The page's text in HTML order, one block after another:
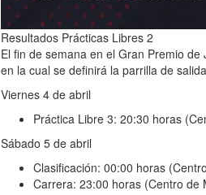
Resultados Prácticas Libres 2
El fin de semana en el Gran Premio
en la cual se definirá la parrilla de
Viernes 4 de abril
Práctica Libre 3: 20:30 horas
Sábado 5 de abril
Clasificación: 00:00 horas
Carrera: 23:00 horas (Centro de